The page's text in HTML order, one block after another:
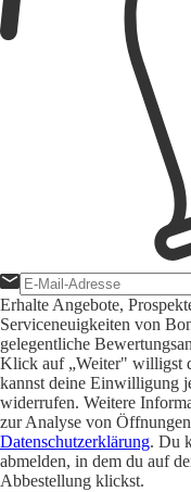
Erhalte Angebote,
Serviceneuigkeiten von
gelegentliche
Klick auf „Weiter" willigst
kannst deine Einwilligung
widerrufen. Weitere
zur Analyse von
Datenschutzerklärung. Du
abmelden, in dem du auf
Abbestellung klickst.